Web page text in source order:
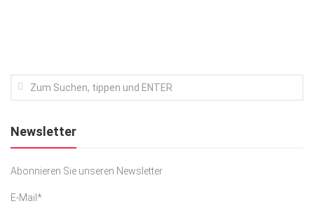
Podcast
SACHSEN IN PARIS
Newsletter
Abonnieren Sie unseren Newsletter
E-Mail*